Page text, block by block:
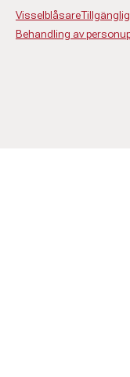
Visselblåsare
Behandling av